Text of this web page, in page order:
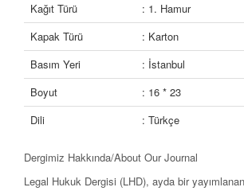
Kağıt Türü
: 1. Hamur
Kapak Türü
: Karton
Basım Yeri
: İstanbul
Boyut
: 16 * 23
Dili
: Türkçe
Dergimiz Hakkında/About Our Journal
Legal Hukuk Dergisi (LHD), ayda bir